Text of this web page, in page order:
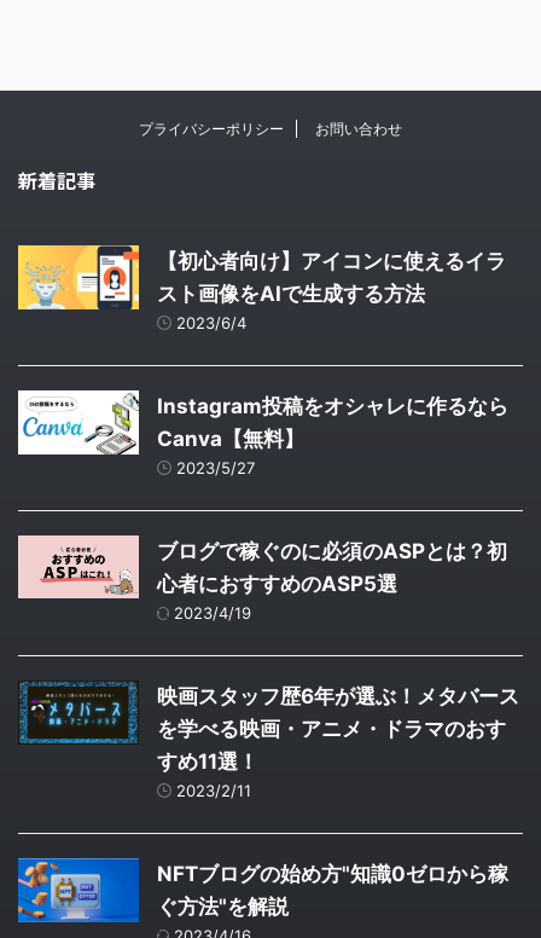
プライバシーポリシー お問い合わせ
新着記事
【初心者向け】アイコンに使えるイラ
スト画像をAIで生成する方法
2023/6/4
Instagram投稿をオシャレに作るなら
Canva【無料】
2023/5/27
ブログで稼ぐのに必須のASPとは？初
心者におすすめのASP5選
2023/4/19
映画スタッフ歴6年が選ぶ！メタバース
を学べる映画・アニメ・ドラマのおす
すめ11選！
2023/2/11
NFTブログの始め方"知識0ゼロから稼
ぐ方法"を解説